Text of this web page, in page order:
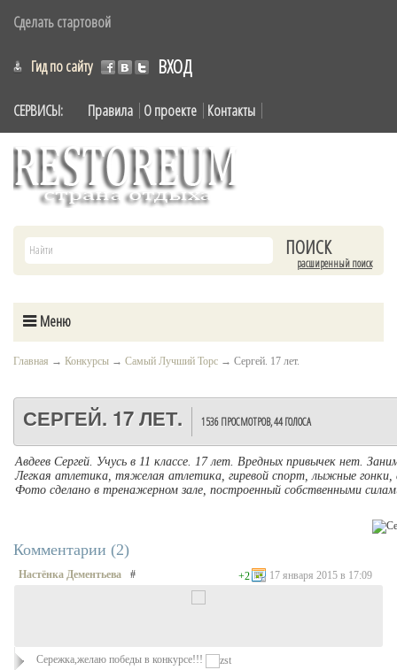
Сделать стартовой
ВХОД
Гид по сайту
СЕРВИСЫ: Правила О проекте Контакты
расширенный поиск
Меню
Главная → Конкурсы → Самый Лучший Торс → Сергей. 17 лет.
СЕРГЕЙ. 17 ЛЕТ. 1536 ПРОСМОТРОВ,44 ГОЛОСА
Авдеев Сергей. Учусь в 11 классе. 17 лет. Вредных привычек нет.
Легкая атлетика, тяжелая атлетика, гиревой спорт, лыжные гонки,
Фото сделано в тренажерном зале, построенный собственными
Комментарии (2)
Настёнка Дементьева # 17 января 2015 в 17:09
+2
Сережка,желаю победы в конкурсе!!!